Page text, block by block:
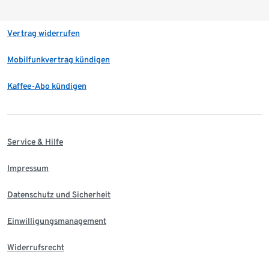
Vertrag widerrufen
Mobilfunkvertrag kündigen
Kaffee-Abo kündigen
Service & Hilfe
Impressum
Datenschutz und Sicherheit
Einwilligungsmanagement
Widerrufsrecht